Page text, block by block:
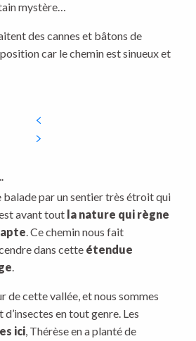
mystère…
des cannes et bâtons de
car le chemin est sinueux et
par un sentier très étroit qui
avant tout la nature qui règne
. Ce chemin nous fait
dans cette étendue
.
de cette vallée, et nous sommes
en tout genre. Les
ici, Thérèse en a planté de